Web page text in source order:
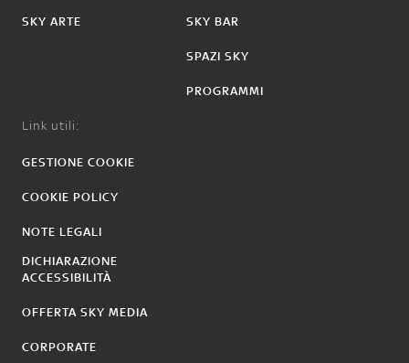
SKY ARTE SKY BAR
SPAZI SKY
PROGRAMMI
Link utili:
GESTIONE COOKIE
COOKIE POLICY
NOTE LEGALI
DICHIARAZIONE
ACCESSIBILITÀ
OFFERTA SKY MEDIA
CORPORATE